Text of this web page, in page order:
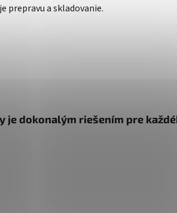
prepravu a skladovanie.
je dokonalým riešením pre